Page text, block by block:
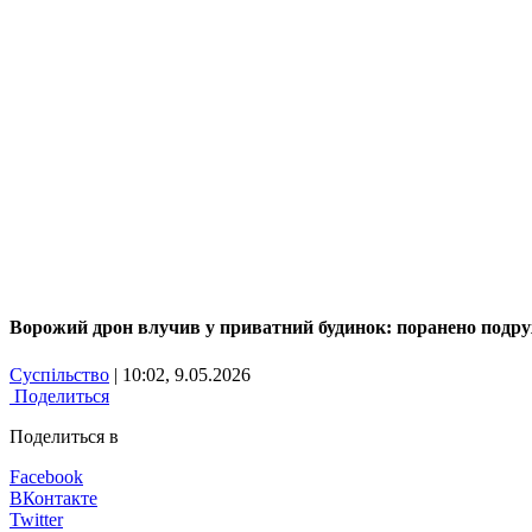
Ворожий дрон влучив у приватний будинок: поранено
Суспільство | 10:02, 9.05.2026
Поделиться
Поделиться в
Facebook
ВКонтакте
Twitter